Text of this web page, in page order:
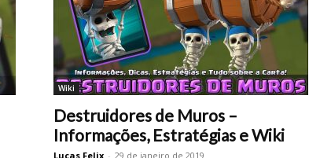
Wiki
Destruidores de Muros –
Informações, Estratégias e Wiki
Lucas Felix - 29 de janeiro de 2019